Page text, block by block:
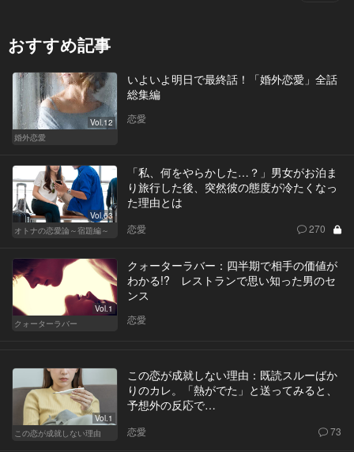
おすすめ記事
Vol.12
婚外恋愛
いよいよ明日で最終話！「婚外恋愛」全話
総集編
恋愛
Vol.63
オトナの恋愛論～宿題編～
「私、何をやらかした…？」男女がお泊ま
り旅行した後、突然彼の態度が冷たくなっ
た理由とは
恋愛 270
Vol.1
クォーターラバー
クォーターラバー：四半期で相手の価値が
わかる!? レストランで思い知った男のセ
ンス
恋愛
Vol.1
この恋が成就しない理由
この恋が成就しない理由：既読スルーばか
りのカレ。「熱がでた」と送ってみると、
予想外の反応で…
恋愛 73